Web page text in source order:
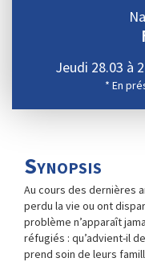
Jeudi 28.03 à
* En
Synopsis
Au cours des dernières
perdu la vie ou ont
problème n’apparaît
réfugiés : qu’advient-il
prend soin de leurs